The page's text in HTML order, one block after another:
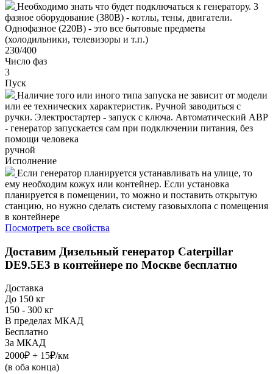
Необходимо знать что будет подключаться к генератору. 3
фазное оборудование (380В) - котлы, тены, двигатели.
Однофазное (220В) - это все бытовые предметы
(холодильники, телевизоры и т.п.)
230/400
Число фаз
3
Пуск
Наличие того или иного типа запуска не зависит от модели
или ее технических характеристик. Ручной заводиться с
ручки. Электростартер - запуск с ключа. Автоматический АВР
- генератор запускается сам при подключении питания, без
помощи человека
ручной
Исполнение
Если генератор планируется устанавливать на улице, то
ему необходим кожух или контейнер. Если установка
планируется в помещении, то можно и поставить открытую
станцию, но нужно сделать систему газовыхлопа с помещения
в контейнере
Посмотреть все свойства
Доставим Дизельный генератор Caterpillar
DE9.5E3 в контейнере по Москве бесплатно
Доставка
До 150 кг
150 - 300 кг
В пределах МКАД
Бесплатно
За МКАД
2000₽ + 15₽/км
(в оба конца)